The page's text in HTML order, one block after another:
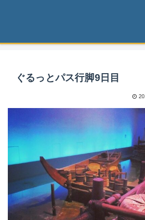
ぐるっとパス行脚9日目